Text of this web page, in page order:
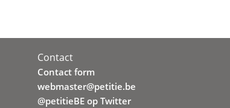
Contact
Contact form
webmaster@petitie.be
@petitieBE op Twitter